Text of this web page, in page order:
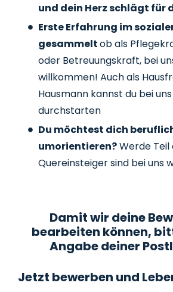
und dein Herz schlägt für
Erste Erfahrung im
gesammeltob als
oder Betreuungskraft, bei
willkommen! Auch als
Hausmann kannst du bei
durchstarten
Du möchtest dich
umorientieren?Werde Teil
Quereinsteiger sind bei uns
Damit wir deine
bearbeiten können,
Angabe deiner
Jetzt bewerben und